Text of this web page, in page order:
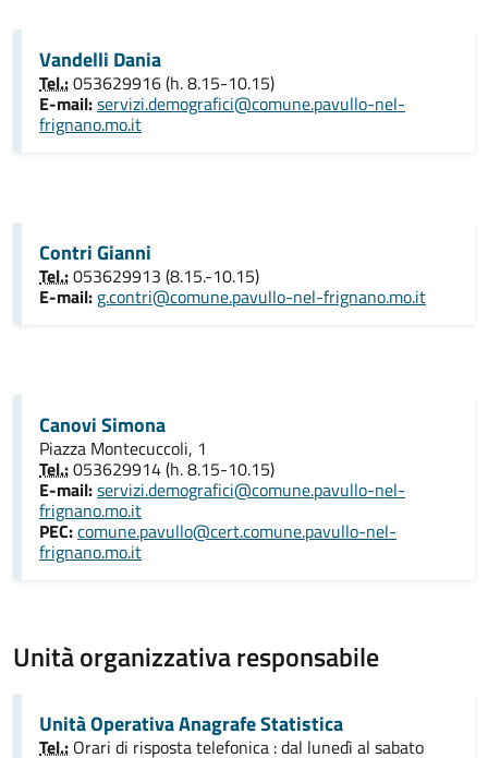
Vandelli Dania
Tel.:053629916 (h. 8.15-10.15)
E-mail:servizi.demografici@comune.pavullo-nel-
frignano.mo.it
Contri Gianni
Tel.:053629913 (8.15.-10.15)
E-mail: g.contri@comune.pavullo-nel-frignano.mo.it
Canovi Simona
Piazza Montecuccoli, 1
Tel.:053629914 (h. 8.15-10.15)
E-mail:servizi.demografici@comune.pavullo-nel-
frignano.mo.it
PEC:comune.pavullo@cert.comune.pavullo-nel-
frignano.mo.it
Unità organizzativa responsabile
Unità Operativa Anagrafe Statistica
Tel.: Orari di risposta telefonica : dal lunedì al sabato